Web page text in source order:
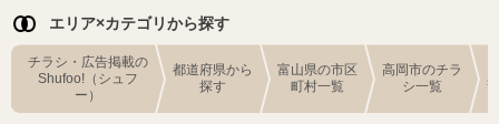
エリア×カテゴリから探す
チラシ・広告掲載の
Shufoo!（シュフ
ー）
都道府県から
探す
富山県の市区
町村一覧
高岡市のチラ
シ一覧